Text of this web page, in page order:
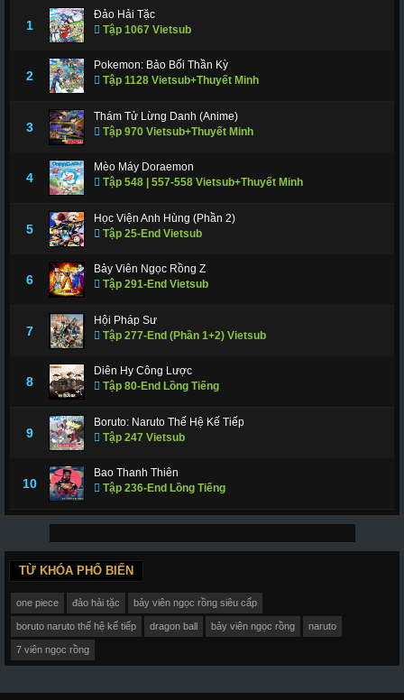
1
Đảo Hải Tặc
Tập 1067 Vietsub
2
Pokemon: Bảo Bối Thần Kỳ
Tập 1128 Vietsub+Thuyết Minh
3
Thám Tử Lừng Danh (Anime)
Tập 970 Vietsub+Thuyết Minh
4
Mèo Máy Doraemon
Tập 548 | 557-558 Vietsub+Thuyết Minh
5
Học Viện Anh Hùng (Phần 2)
Tập 25-End Vietsub
6
Bảy Viên Ngọc Rồng Z
Tập 291-End Vietsub
7
Hội Pháp Sư
Tập 277-End (Phần 1+2) Vietsub
8
Diên Hy Công Lược
Tập 80-End Lồng Tiếng
9
Boruto: Naruto Thế Hệ Kế Tiếp
Tập 247 Vietsub
10
Bao Thanh Thiên
Tập 236-End Lồng Tiếng
TỪ KHÓA PHỔ BIẾN
one piece đảo hải tặc bảy viên ngọc rồng siêu cấp
boruto naruto thế hệ kế tiếp dragon ball bảy viên ngọc rồng naruto
7 viên ngọc rồng